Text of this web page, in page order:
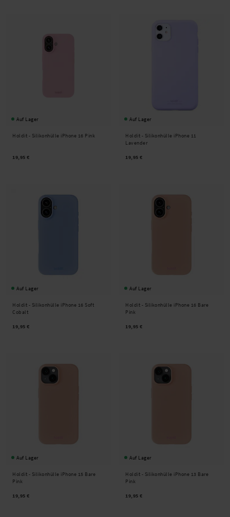
Auf Lager
Holdit - Silikonhülle iPhone 16 Pink
19,95 €
Auf Lager
Holdit - Silikonhülle iPhone 11
Lavender
19,95 €
Auf Lager
Holdit - Silikonhülle iPhone 16 Soft
Cobalt
19,95 €
Auf Lager
Holdit - Silikonhülle iPhone 16 Bare
Pink
19,95 €
Auf Lager
Holdit - Silikonhülle iPhone 15 Bare
Pink
19,95 €
Auf Lager
Holdit - Silikonhülle iPhone 13 Bare
Pink
19,95 €